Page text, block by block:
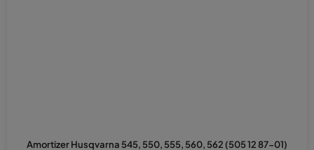
Amortizer Husqvarna 545, 550, 555, 560, 562 (505 12 87-01)